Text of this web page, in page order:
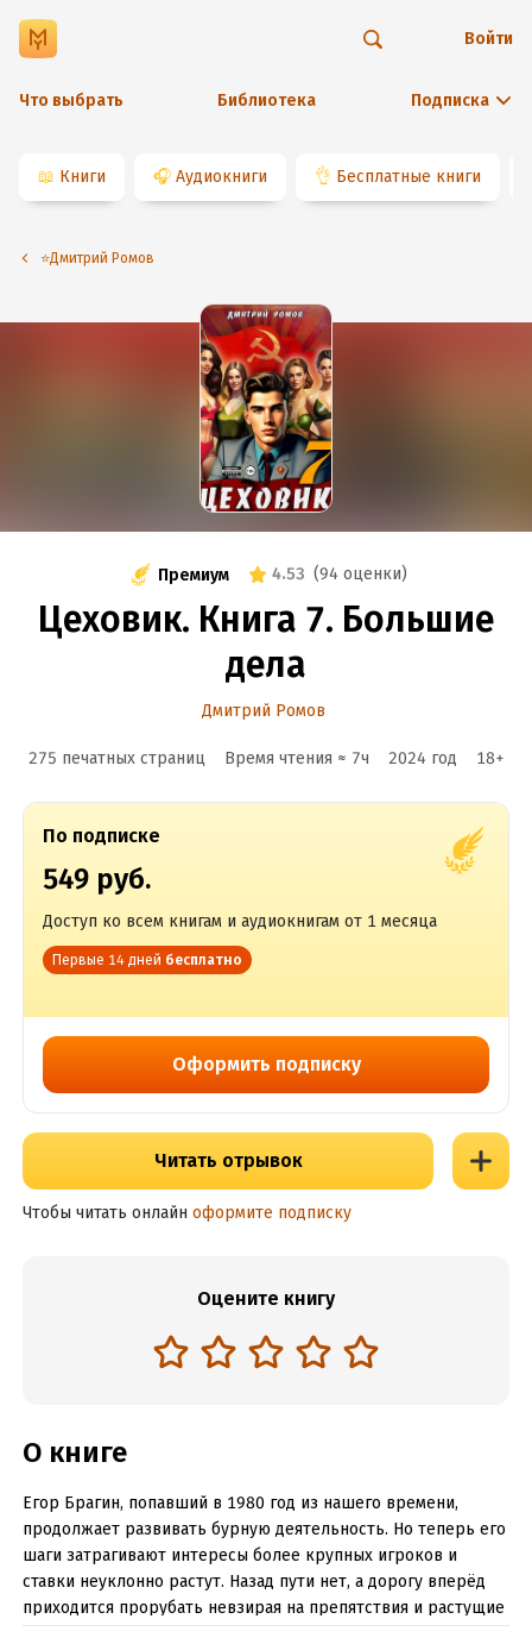
Что выбрать Библиотека Подписка
Войти
📖 Книги 🎧 Аудиокниги 👌 Бесплатные книги
⭐️Дмитрий Ромов
Премиум 4.53 (94 оценки)
Цеховик. Книга 7. Большие
дела
Дмитрий Ромов
275 печатных страниц Время чтения ≈ 7ч 2024 год 18+
По подписке
549 руб.
Доступ ко всем книгам и аудиокнигам от 1 месяца
Первые 14 дней бесплатно
Оформить подписку
Читать отрывок
Чтобы читать онлайн оформите подписку
Оцените книгу
О книге
Егор Брагин, попавший в 1980 год из нашего времени,
продолжает развивать бурную деятельность. Но теперь его
шаги затрагивают интересы более крупных игроков и
ставки неуклонно растут. Назад пути нет, а дорогу вперёд
приходится прорубать невзирая на препятствия и растущие